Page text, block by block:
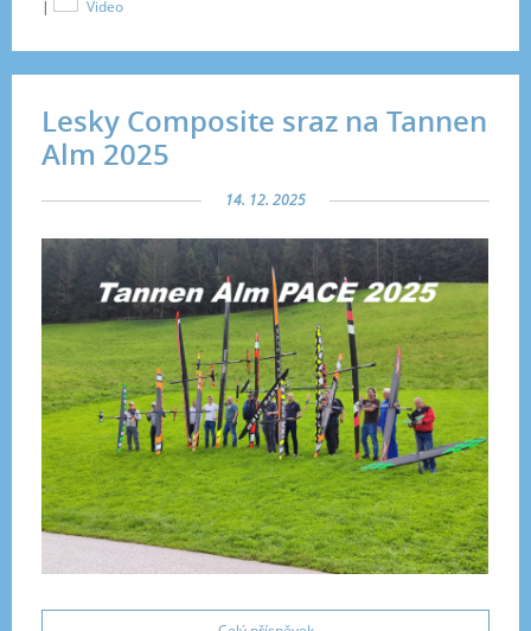
| Video
Lesky Composite sraz na Tannen
Alm 2025
14. 12. 2025